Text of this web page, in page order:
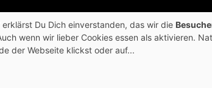
Was ist MSA ?
Du Dich einverstanden, das wir die
wenn wir lieber Cookies essen als aktivieren.
der Webseite klickst oder auf...